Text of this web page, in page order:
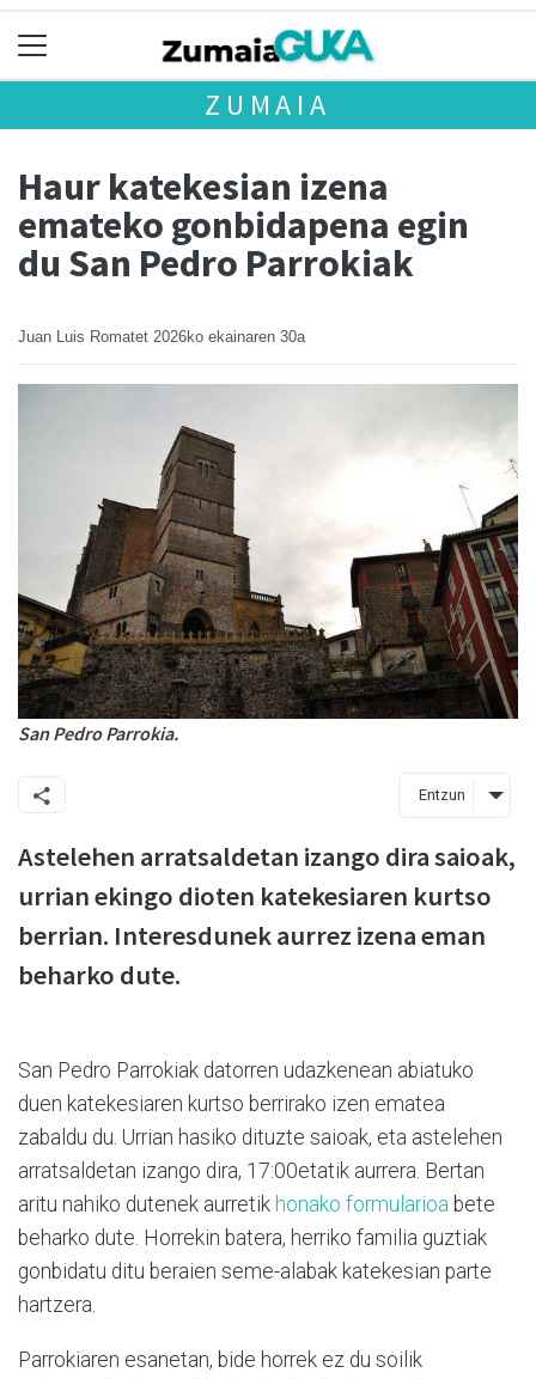
ZUMAIA
Haur katekesian izena
emateko gonbidapena egin
du San Pedro Parrokiak
Juan Luis Romatet 2026ko ekainaren 30a
San Pedro Parrokia.
Entzun
Astelehen arratsaldetan izango dira saioak,
urrian ekingo dioten katekesiaren kurtso
berrian. Interesdunek aurrez izena eman
beharko dute.
San Pedro Parrokiak datorren udazkenean abiatuko
duen katekesiaren kurtso berrirako izen ematea
zabaldu du. Urrian hasiko dituzte saioak, eta astelehen
arratsaldetan izango dira, 17:00etatik aurrera. Bertan
aritu nahiko dutenek aurretik honako formularioa bete
beharko dute. Horrekin batera, herriko familia guztiak
gonbidatu ditu beraien seme-alabak katekesian parte
hartzera.
Parrokiaren esanetan, bide horrek ez du soilik